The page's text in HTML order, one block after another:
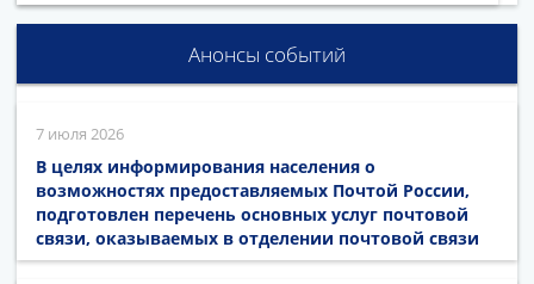
Анонсы событий
7 июля 2026
В целях информирования населения о
возможностях предоставляемых Почтой России,
подготовлен перечень основных услуг почтовой
связи, оказываемых в отделении почтовой связи